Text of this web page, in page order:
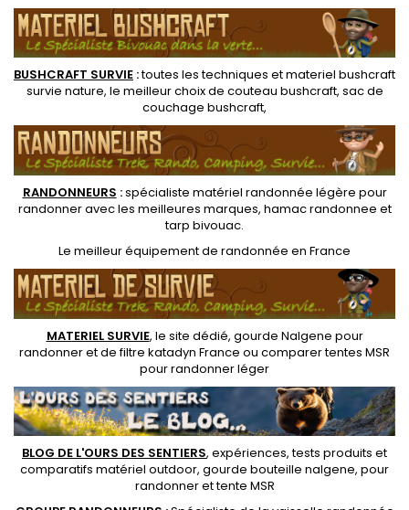
BUSHCRAFT SURVIE :toutes les techniques etmateriel bushcraft
survie nature, le meilleur choix de couteau bushcraft, sac de
couchage bushcraft,
RANDONNEURS :spécialiste matériel randonnée légère pour
randonner avec les meilleures marques, hamac randonnee et
tarp bivouac.
Le meilleur équipement de randonnée en France
MATERIEL SURVIE, le site dédié, gourde Nalgene pour
randonneret defiltre katadyn France ou comparer tentes MSR
pour randonner léger
BLOG DE L'OURS DES SENTIERS, expériences, tests produits et
comparatifs matériel outdoor, gourde bouteille nalgene, pour
randonner ettente MSR